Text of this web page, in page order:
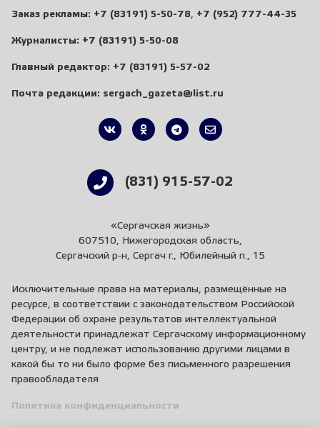
Заказ рекламы: +7 (83191) 5-50-78 +7 (952) 777-44-35
Журналисты: +7 (83191) 5-50-08
Главный редактор: +7 (83191) 5-57-02
Почта редакции: sergach_gazeta@list.ru
(831) 915-57-02
«Сергачская жизнь»
607510, Нижегородская область,
Сергачский р-н, Сергач г., Юбилейный п., 15
Исключительные права на материалы, размещённые на
ресурсе, в соответствии с законодательством Российской
Федерации об охране результатов интеллектуальной
деятельности принадлежат Сергачскому информационному
центру, и не подлежат использованию другими лицами в
какой бы то ни было форме без письменного разрешения
правообладателя
Политика конфиденциальности